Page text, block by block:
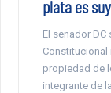
plata es
El senador DC
Constitucional
propiedad de
integrante de